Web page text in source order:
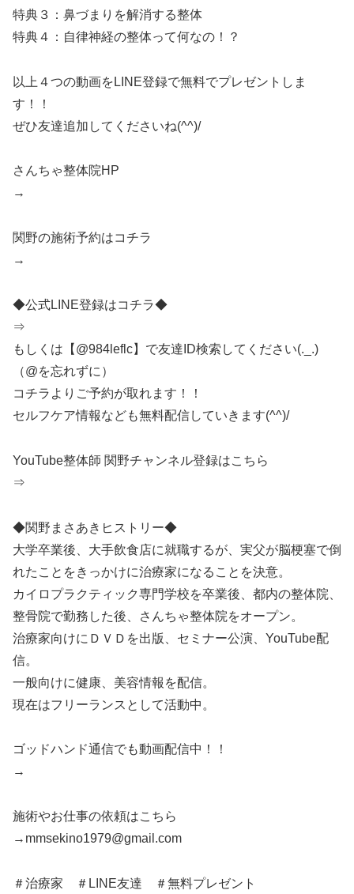
特典３：鼻づまりを解消する整体
特典４：自律神経の整体って何なの！？
以上４つの動画をLINE登録で無料でプレゼントしま
す！！
ぜひ友達追加してくださいね(^^)/
さんちゃ整体院HP
→
関野の施術予約はコチラ
→
◆公式LINE登録はコチラ◆
⇒
もしくは【@984leflc】で友達ID検索してください(._.)
（@を忘れずに）
コチラよりご予約が取れます！！
セルフケア情報なども無料配信していきます(^^)/
YouTube整体師 関野チャンネル登録はこちら
⇒
◆関野まさあきヒストリー◆
大学卒業後、大手飲食店に就職するが、実父が脳梗塞で倒
れたことをきっかけに治療家になることを決意。
カイロプラクティック専門学校を卒業後、都内の整体院、
整骨院で勤務した後、さんちゃ整体院をオープン。
治療家向けにＤＶＤを出版、セミナー公演、YouTube配
信。
一般向けに健康、美容情報を配信。
現在はフリーランスとして活動中。
ゴッドハンド通信でも動画配信中！！
→
施術やお仕事の依頼はこちら
→mmsekino1979@gmail.com
＃治療家 ＃LINE友達 ＃無料プレゼント